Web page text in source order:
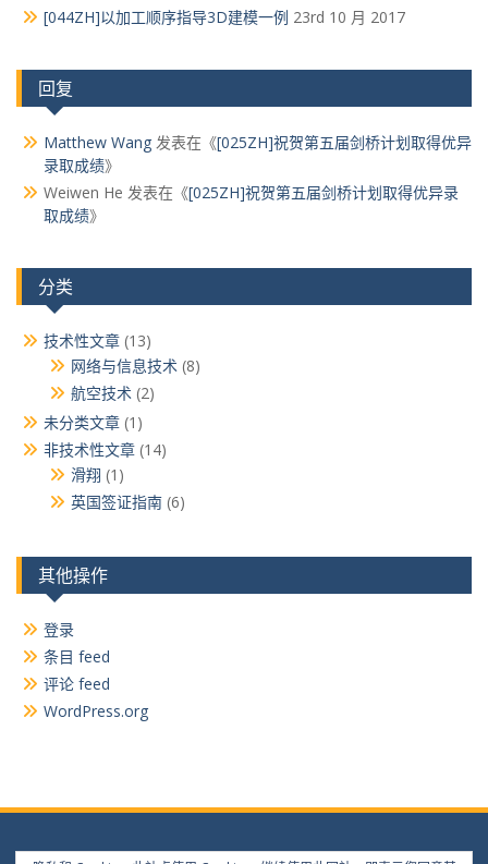
[044ZH]以加工顺序指导3D建模一例 23rd 10 月 2017
回复
Matthew Wang 发表在《[025ZH]祝贺第五届剑桥计划取得优异
录取成绩》
Weiwen He 发表在《[025ZH]祝贺第五届剑桥计划取得优异录
取成绩》
分类
技术性文章 (13)
网络与信息技术 (8)
航空技术 (2)
未分类文章 (1)
非技术性文章 (14)
滑翔 (1)
英国签证指南 (6)
其他操作
登录
条目 feed
评论 feed
WordPress.org